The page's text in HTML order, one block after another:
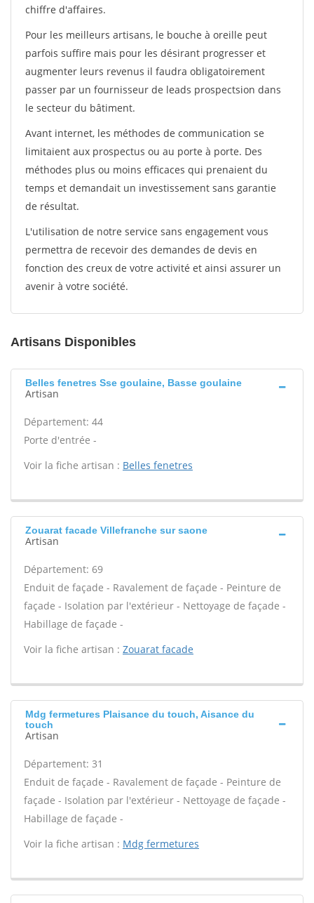
chiffre d'affaires.
Pour les meilleurs artisans, le bouche à oreille peut
parfois suffire mais pour les désirant progresser et
augmenter leurs revenus il faudra obligatoirement
passer par un fournisseur de leads prospectsion dans
le secteur du bâtiment.
Avant internet, les méthodes de communication se
limitaient aux prospectus ou au porte à porte. Des
méthodes plus ou moins efficaces qui prenaient du
temps et demandait un investissement sans garantie
de résultat.
L'utilisation de notre service sans engagement vous
permettra de recevoir des demandes de devis en
fonction des creux de votre activité et ainsi assurer un
avenir à votre société.
Artisans Disponibles
Belles fenetres Sse goulaine, Basse goulaine
Artisan
Département: 44
Porte d'entrée -
Voir la fiche artisan : Belles fenetres
Zouarat facade Villefranche sur saone
Artisan
Département: 69
Enduit de façade - Ravalement de façade - Peinture de
façade - Isolation par l'extérieur - Nettoyage de façade -
Habillage de façade -
Voir la fiche artisan : Zouarat facade
Mdg fermetures Plaisance du touch, Aisance du
touch
Artisan
Département: 31
Enduit de façade - Ravalement de façade - Peinture de
façade - Isolation par l'extérieur - Nettoyage de façade -
Habillage de façade -
Voir la fiche artisan : Mdg fermetures